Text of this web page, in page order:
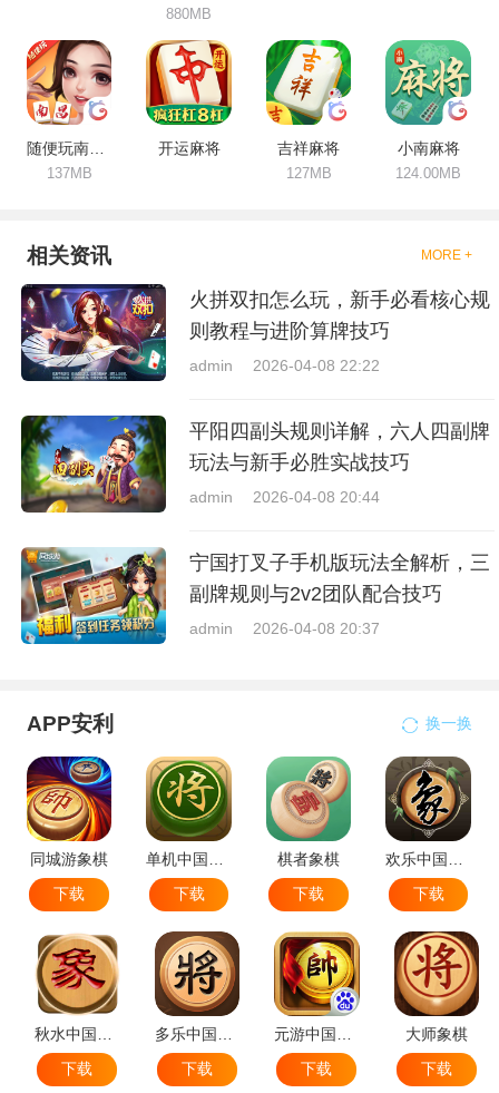
880MB
随便玩南昌麻将
137MB
开运麻将 吉祥麻将
127MB
小南麻将
124.00MB
相关资讯 MORE +
火拼双扣怎么玩，新手必看核心规
则教程与进阶算牌技巧
admin 2026-04-08 22:22
平阳四副头规则详解，六人四副牌
玩法与新手必胜实战技巧
admin 2026-04-08 20:44
宁国打叉子手机版玩法全解析，三
副牌规则与2v2团队配合技巧
admin 2026-04-08 20:37
APP安利 换一换
同城游象棋
下载
单机中国象棋
下载
棋者象棋
下载
欢乐中国象棋
下载
秋水中国象棋
下载
多乐中国象棋
下载
元游中国象棋
下载
大师象棋
下载